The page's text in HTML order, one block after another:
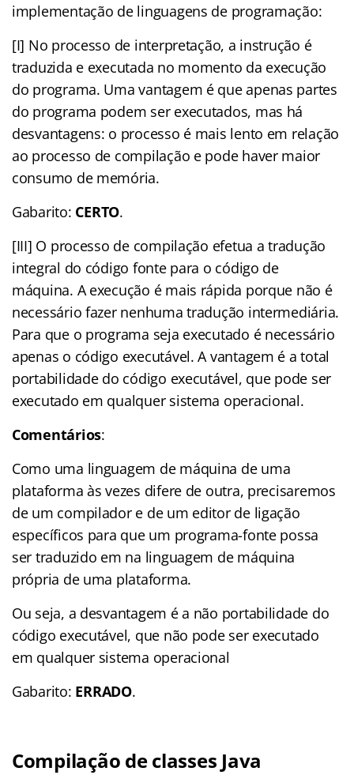
implementação de linguagens de programação:
[I] No processo de interpretação, a instrução é
traduzida e executada no momento da execução
do programa. Uma vantagem é que apenas partes
do programa podem ser executados, mas há
desvantagens: o processo é mais lento em relação
ao processo de compilação e pode haver maior
consumo de memória.
Gabarito: CERTO.
[III] O processo de compilação efetua a tradução
integral do código fonte para o código de
máquina. A execução é mais rápida porque não é
necessário fazer nenhuma tradução intermediária.
Para que o programa seja executado é necessário
apenas o código executável. A vantagem é a total
portabilidade do código executável, que pode ser
executado em qualquer sistema operacional.
Comentários:
Como uma linguagem de máquina de uma
plataforma às vezes difere de outra, precisaremos
de um compilador e de um editor de ligação
específicos para que um programa-fonte possa
ser traduzido em na linguagem de máquina
própria de uma plataforma.
Ou seja, a desvantagem é a não portabilidade do
código executável, que não pode ser executado
em qualquer sistema operacional
Gabarito: ERRADO.
Compilação de classes Java